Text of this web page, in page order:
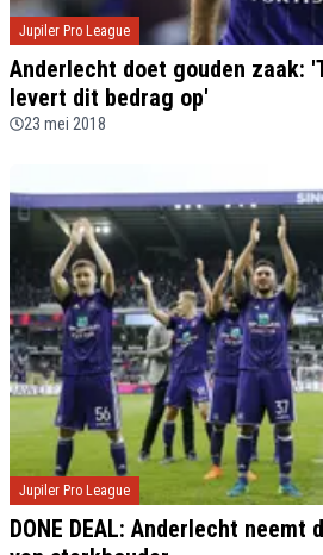
Jupiler Pro League
Anderlecht doet gouden zaak:
levert dit bedrag op'
23 mei 2018
Jupiler Pro League
DONE DEAL: Anderlecht neemt